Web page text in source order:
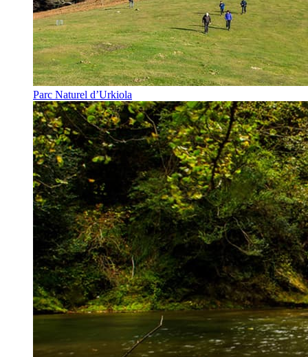
Parc Naturel d’Urkiola